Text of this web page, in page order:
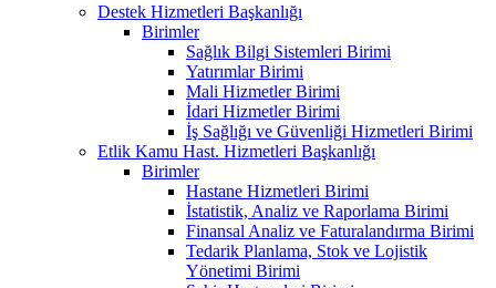
Destek Hizmetleri Başkanlığı
Birimler
Sağlık Bilgi Sistemleri Birimi
Yatırımlar Birimi
Mali Hizmetler Birimi
İdari Hizmetler Birimi
İş Sağlığı ve Güvenliği Hizmetleri Birimi
Etlik Kamu Hast. Hizmetleri Başkanlığı
Birimler
Hastane Hizmetleri Birimi
İstatistik, Analiz ve Raporlama Birimi
Finansal Analiz ve Faturalandırma Birimi
Tedarik Planlama, Stok ve Lojistik
Yönetimi Birimi